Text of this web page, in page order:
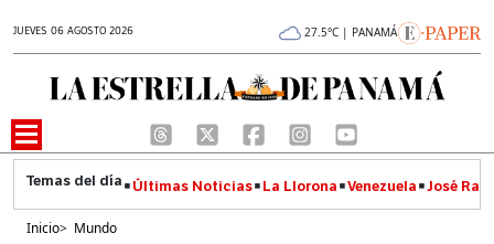
JUEVES 06 AGOSTO 2026 27.5°C | PANAMÁ
Últimas Noticias La Llorona Venezuela José
Inicio> Mundo